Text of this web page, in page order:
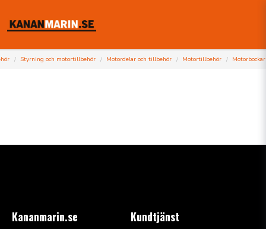
Styrning och motortillbehör Motordelar och tillbehör Motortillbehör Motorbockar
Kananmarin.se Kundtjänst